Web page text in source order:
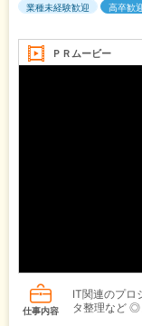
業種未経験歓迎
高卒歓
ＰＲムービー
仕事内容
IT関連のプロ
タ整理など ◎